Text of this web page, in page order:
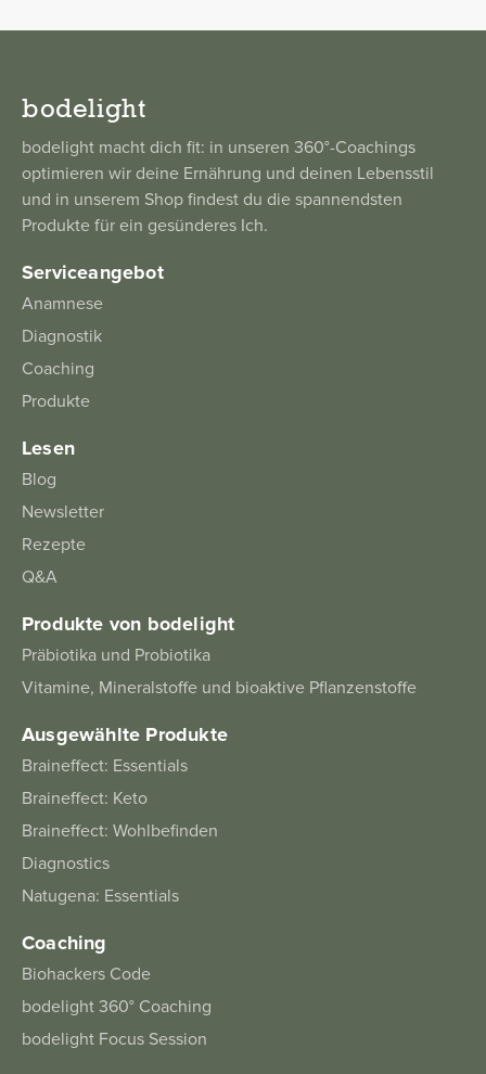
bodelight
bodelight macht dich fit: in unseren 360°-Coachings
optimieren wir deine Ernährung und deinen Lebensstil
und in unserem Shop findest du die spannendsten
Produkte für ein gesünderes Ich.
Serviceangebot
Anamnese
Diagnostik
Coaching
Produkte
Lesen
Blog
Newsletter
Rezepte
Q&A
Produkte von bodelight
Präbiotika und Probiotika
Vitamine, Mineralstoffe und bioaktive Pflanzenstoffe
Ausgewählte Produkte
Braineffect: Essentials
Braineffect: Keto
Braineffect: Wohlbefinden
Diagnostics
Natugena: Essentials
Coaching
Biohackers Code
bodelight 360° Coaching
bodelight Focus Session